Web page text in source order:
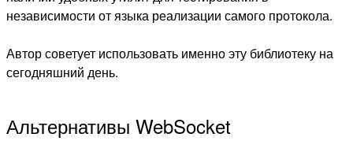
независимости от языка реализации самого протокола.
Автор советует использовать именно эту библиотеку на
сегодняшний день.
Альтернативы WebSocket